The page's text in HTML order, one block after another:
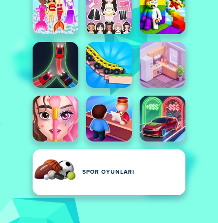
SPOR OYUNLARI